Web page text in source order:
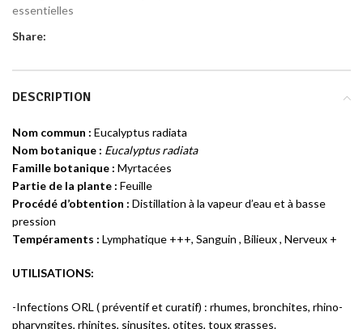
essentielles
Share:
DESCRIPTION
Nom commun : Eucalyptus radiata
Nom botanique : Eucalyptus radiata
Famille botanique : Myrtacées
Partie de la plante : Feuille
Procédé d’obtention : Distillation à la vapeur d’eau et à basse
pression
Tempéraments : Lymphatique +++, Sanguin , Bilieux , Nerveux +
UTILISATIONS:
-Infections ORL ( préventif et curatif) : rhumes, bronchites, rhino-
pharyngites, rhinites, sinusites, otites, toux grasses.